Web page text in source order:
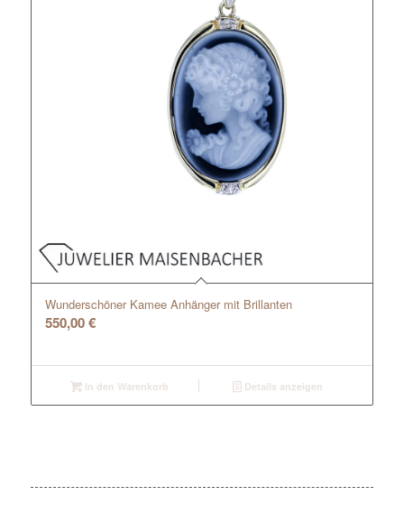
Wunderschöner Kamee Anhänger mit Brillanten
550,00€
In den Warenkorb Details anzeigen